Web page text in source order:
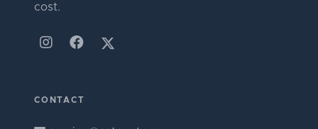
cost.
CONTACT